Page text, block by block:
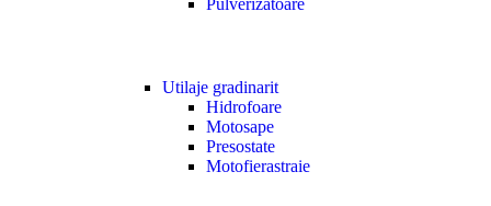
Utilaje gradinarit
Hidrofoare
Motosape
Presostate
Motofierastraie